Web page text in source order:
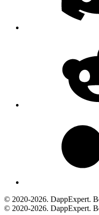
© 2020-2026. DappExpert.
© 2020-2026. DappExpert.